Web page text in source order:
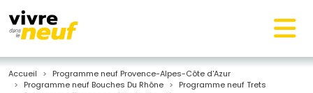
Accueil
Programme neuf Provence-Alpes-Côte d'Azur
Programme neuf Bouches Du Rhône
Programme neuf Trets